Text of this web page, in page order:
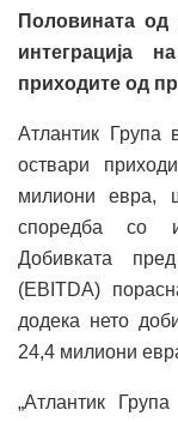
Половината од
интеграција
приходите од
Атлантик Група
оствари
милиони евра,
споредба со
Добивката
(EBITDA)
додека нето
24,4 милиони
„Атлантик